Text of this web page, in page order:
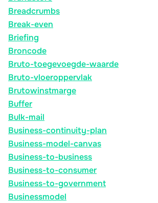
Breadcrumbs
Break-even
Briefing
Broncode
Bruto-toegevoegde-waarde
Bruto-vloeroppervlak
Brutowinstmarge
Buffer
Bulk-mail
Business-continuity-plan
Business-model-canvas
Business-to-business
Business-to-consumer
Business-to-government
Businessmodel